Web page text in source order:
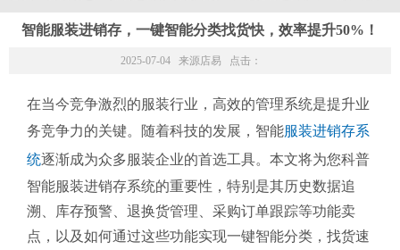
智能服装进销存，一键智能分类找货快，效率提升50%！
2025-07-04 来源店易 点击：
在当今竞争激烈的服装行业，高效的管理系统是提升业
务竞争力的关键。随着科技的发展，智能服装进销存系
统逐渐成为众多服装企业的首选工具。本文将为您科普
智能服装进销存系统的重要性，特别是其历史数据追
溯、库存预警、退换货管理、采购订单跟踪等功能卖
点，以及如何通过这些功能实现一键智能分类，找货速